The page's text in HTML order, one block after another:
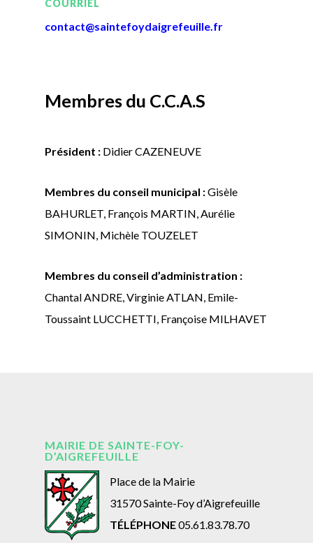
COURRIEL
contact@saintefoydaigrefeuille.fr
Membres du C.C.A.S
Président : Didier CAZENEUVE
Membres du conseil municipal :Gisèle
BAHURLET, François MARTIN, Aurélie
SIMONIN, Michèle TOUZELET
Membres du conseil d’administration :
Chantal ANDRE, Virginie ATLAN, Emile-
Toussaint LUCCHETTI, Françoise MILHAVET
MAIRIE DE SAINTE-FOY-
D’AIGREFEUILLE
Place de la Mairie
31570 Sainte-Foy d’Aigrefeuille
TÉLÉPHONE05.61.83.78.70